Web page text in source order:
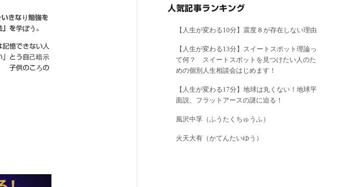
きなり勉強を
を学ぼう。
記憶できない人
」とう自己暗示
子供のころの
人気記事ランキング
【人生が変わる10分】震度８が存在しない理由
【人生が変わる13分】スイートスポット理論っ
て何？ スイートスポットを見つけたい人のた
めの個別人生相談会はじめます！
【人生が変わる17分】地球は丸くない！地球平
面説、フラットアースの謎に迫る！
風沢中孚（ふうたくちゅうふ）
火天大有（かてんたいゆう）